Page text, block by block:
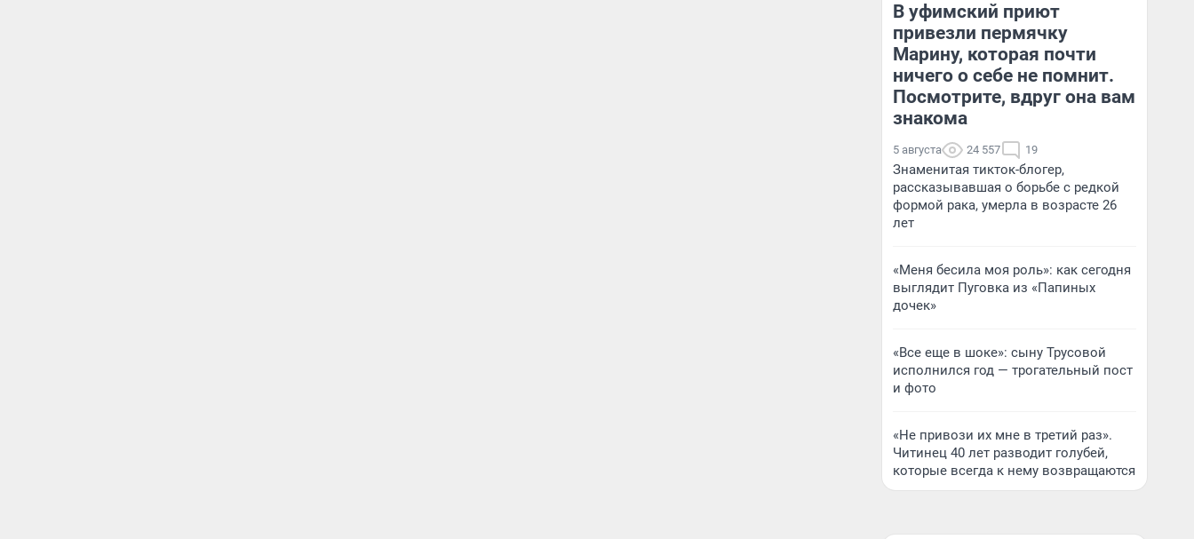
В уфимский приют
привезли пермячку
Марину, которая почти
ничего о себе не помнит.
Посмотрите, вдруг она вам
знакома
5 августа 24 557 19
Знаменитая тикток-блогер,
рассказывавшая о борьбе с редкой
формой рака, умерла в возрасте 26
лет
«Меня бесила моя роль»: как сегодня
выглядит Пуговка из «Папиных
дочек»
«Все еще в шоке»: сыну Трусовой
исполнился год — трогательный пост
и фото
«Не привози их мне в третий раз».
Читинец 40 лет разводит голубей,
которые всегда к нему возвращаются